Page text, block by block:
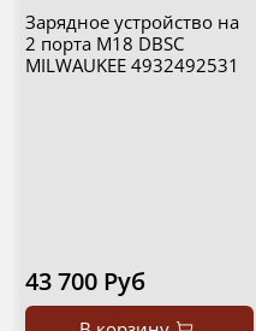
Зарядное устройство на
2 порта M18 DBSC
MILWAUKEE 4932492531
43 700 Руб